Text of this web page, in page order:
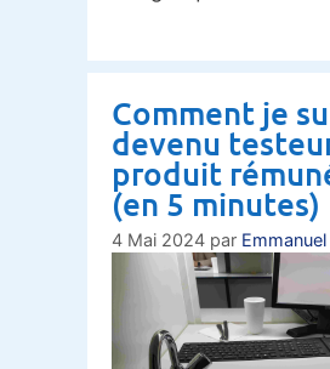
Comment je
devenu
produit
(en 5 minutes)
4 Mai 2024 par